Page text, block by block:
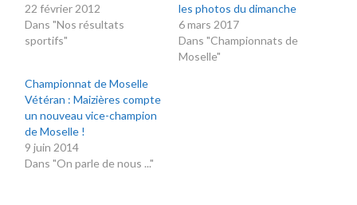
22 février 2012
Dans "Nos résultats
sportifs"
les photos du dimanche
6 mars 2017
Dans "Championnats de
Moselle"
Championnat de Moselle
Vétéran : Maizières compte
un nouveau vice-champion
de Moselle !
9 juin 2014
Dans "On parle de nous ..."